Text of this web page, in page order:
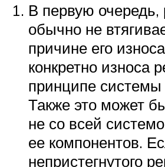
В первую очередь,
обычно не
причине его
конкретно износа
принципе системы
Также это может
не со всей
ее компонентов.
непристегнутого